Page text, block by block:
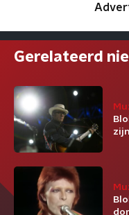
Gerelateerd